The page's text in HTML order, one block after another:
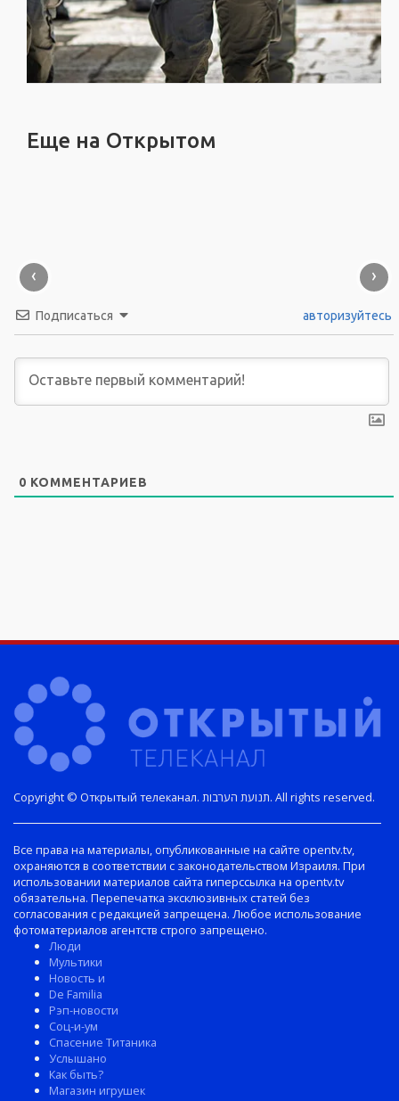
Еще на Открытом
‹ ›
Подписаться авторизуйтесь
0 КОММЕНТАРИЕВ
Copyright © Открытый телеканал. תנועת הערבות. All rights reserved.
Все права на материалы, опубликованные на сайте opentv.tv,
охраняются в соответствии с законодательством Израиля. При
использовании материалов сайта гиперссылка на opentv.tv
обязательна. Перепечатка эксклюзивных статей без
согласования с редакцией запрещена. Любое использование
фотоматериалов агентств строго запрещено.
Люди
Мультики
Новость и
De Familia
Рэп-новости
Соц-и-ум
Спасение Титаника
Услышано
Как быть?
Магазин игрушек